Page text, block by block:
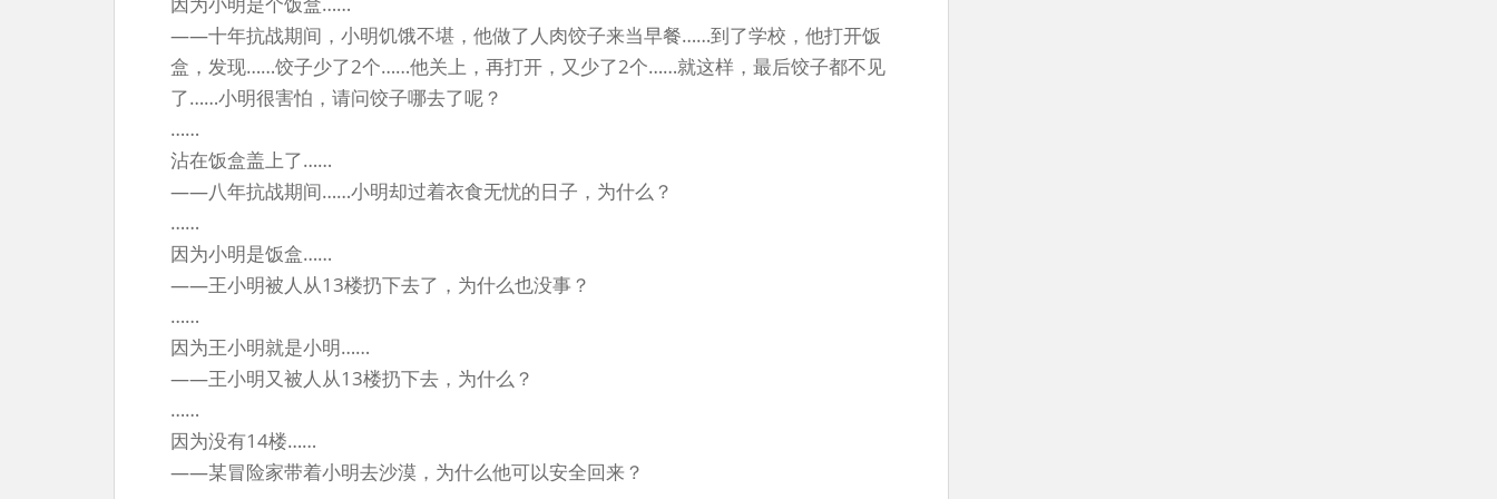
——十年抗战期间，小明饥饿不堪，他做了人肉饺子来当早餐……到了学校，他打开饭
盒，发现……饺子少了2个……他关上，再打开，又少了2个……就这样，最后饺子都不见
了……小明很害怕，请问饺子哪去了呢？
……
沾在饭盒盖上了……
——八年抗战期间……小明却过着衣食无忧的日子，为什么？
……
因为小明是饭盒……
——王小明被人从13楼扔下去了，为什么也没事？
……
因为王小明就是小明……
——王小明又被人从13楼扔下去，为什么？
……
因为没有14楼……
——某冒险家带着小明去沙漠，为什么他可以安全回来？